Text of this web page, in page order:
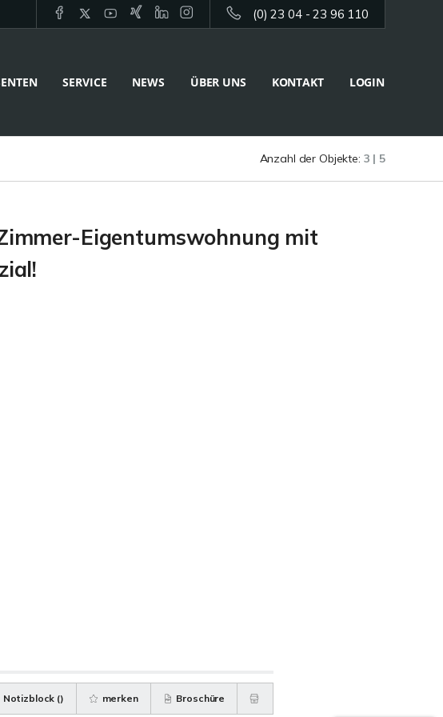
(0) 23 04 - 23 96 110
SERVICE NEWS ÜBER UNS KONTAKT LOGIN
Anzahl der Objekte: 3 | 5
Eigentumswohnung mit
Notizblock () merken Broschüre